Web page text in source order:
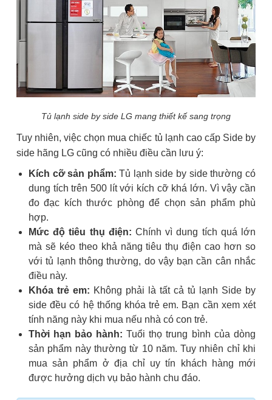
Tủ lạnh side by side LG mang thiết kế sang trọng
Tuy nhiên, việc chọn mua chiếc tủ lạnh cao cấp Side by
side hãng LG cũng có nhiều điều cần lưu ý:
Kích cỡ sản phẩm: Tủ lạnh side by side thường có
dung tích trên 500 lít với kích cỡ khá lớn. Vì vậy cần
đo đạc kích thước phòng để chọn sản phẩm phù
hợp.
Mức độ tiêu thụ điện: Chính vì dung tích quá lớn
mà sẽ kéo theo khả năng tiêu thụ điện cao hơn so
với tủ lạnh thông thường, do vậy bạn cần cân nhắc
điều này.
Khóa trẻ em: Không phải là tất cả tủ lạnh Side by
side đều có hệ thống khóa trẻ em. Bạn cần xem xét
tính năng này khi mua nếu nhà có con trẻ.
Thời hạn bảo hành: Tuổi thọ trung bình của dòng
sản phẩm này thường từ 10 năm. Tuy nhiên chỉ khi
mua sản phẩm ở địa chỉ uy tín khách hàng mới
được hưởng dịch vụ bảo hành chu đáo.